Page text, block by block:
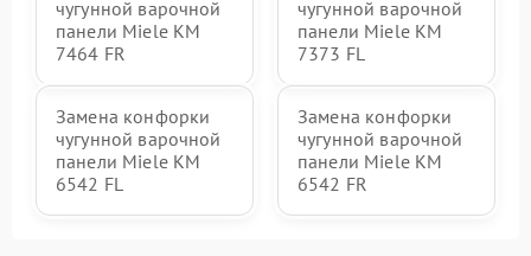
чугунной варочной
панели Miele KM
7464 FR
чугунной варочной
панели Miele KM
7373 FL
Замена конфорки
чугунной варочной
панели Miele KM
6542 FL
Замена конфорки
чугунной варочной
панели Miele KM
6542 FR